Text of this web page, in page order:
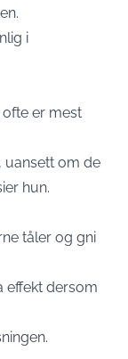
i
er mest
uansett om de
hun.
tåler og gni
effekt dersom